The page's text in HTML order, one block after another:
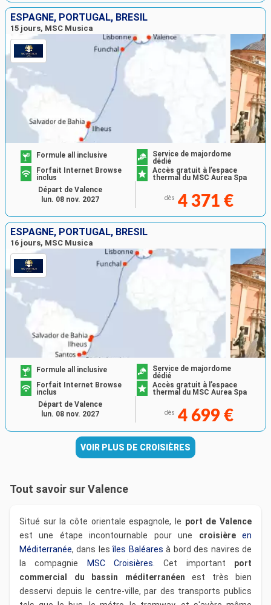
ESPAGNE, PORTUGAL, BRÉSIL
15 jours, MSC Musica
Formule all inclusive
Service de majordome
dédié
Forfait Internet Browse
inclus
Accès gratuit à l’espace
thermal du MSC Aurea Spa
dès 4 371 €
Départ de Valence
lun. 08 nov. 2027
ESPAGNE, PORTUGAL, BRÉSIL
16 jours, MSC Musica
Formule all inclusive
Service de majordome
dédié
Forfait Internet Browse
inclus
Accès gratuit à l’espace
thermal du MSC Aurea Spa
dès 4 699 €
Départ de Valence
lun. 08 nov. 2027
VOIR PLUS DE CROISIÈRES
Tout savoir sur Valence
Situé sur la côte orientale espagnole, le port de Valence
est une étape incontournable pour une croisièreen
Méditerranée, dans lesîles Baléaresà bord des navires de
la compagnie
MSC Croisières. Cet important port
commercial du bassin méditerranéen est très bien
desservi depuis le centre-ville, par des transports publics